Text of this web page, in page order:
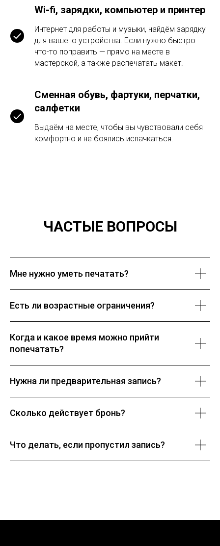
Wi-fi, зарядки, компьютер и принтер
Интернет для работы и музыки, найдём зарядку
для вашего устройства. Если нужно быстро
что-то поправить — прямо на месте в
мастерской, а также распечатать макет.
Сменная обувь, фартуки, перчатки,
салфетки
Выдаём на месте, чтобы вы чувствовали себя
комфортно и не боялись испачкаться.
ЧАСТЫЕ ВОПРОСЫ
Мне нужно уметь печатать?
Есть ли возрастные ограничения?
Когда и какое время можно прийти
попечатать?
Нужна ли предварительная запись?
Сколько действует бронь?
Что делать, если пропустил запись?